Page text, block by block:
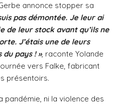
annonce stopper sa
pas démontée. Je leur ai
de leur stock avant qu’ils ne
J’étais une de leurs
pays ! », raconte Yolande
vers Falke, fabricant
présentoirs.
pandémie, ni la violence des